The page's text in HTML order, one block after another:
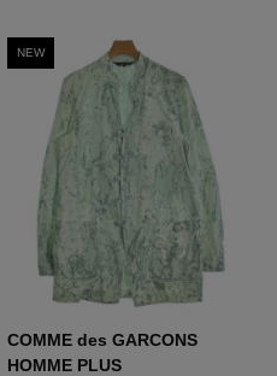
NEW
COMME des GARCONS
HOMME PLUS